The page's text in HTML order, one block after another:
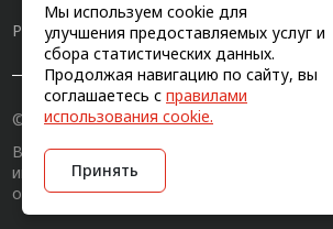
Мы используем cookie для
улучшения предоставляемых услуг и
сбора статистических данных.
Продолжая навигацию по сайту, вы
соглашаетесь с правилами
использования cookie.
Принять
Разработка сайта
© 2011-2026, Конструкционный профиль
Вся информация на сайте имеет
информационный характер и не является
офертой